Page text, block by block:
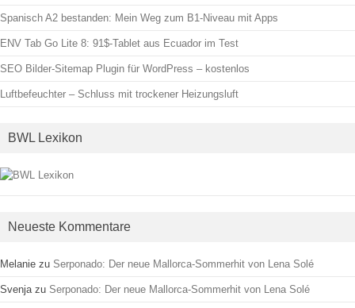
Spanisch A2 bestanden: Mein Weg zum B1-Niveau mit Apps
ENV Tab Go Lite 8: 91$-Tablet aus Ecuador im Test
SEO Bilder-Sitemap Plugin für WordPress – kostenlos
Luftbefeuchter – Schluss mit trockener Heizungsluft
BWL Lexikon
Neueste Kommentare
Melanie zu Serponado: Der neue Mallorca-Sommerhit von Lena Solé
Svenjazu Serponado: Der neue Mallorca-Sommerhit von Lena Solé